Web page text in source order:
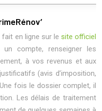
fait en ligne sur le site officiel
compte, renseigner les
à vos revenus et aux
(avis d’imposition,
fois le dossier complet, il
Les délais de traitement